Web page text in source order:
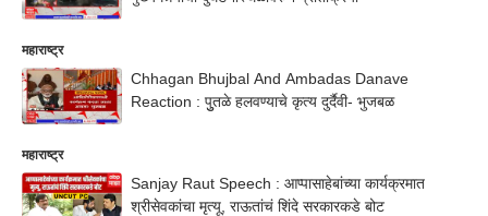
महाराष्ट्र
Chhagan Bhujbal And Ambadas Danave
Reaction : पुुतळे हलवण्याचे कृत्य दुर्दैवी- भुजबळ
महाराष्ट्र
Sanjay Raut Speech : आप्पासाहेबांच्या कार्यक्रमात
श्रीसेवकांचा मृत्यू, राऊतांचं शिंदे सरकारकडे बोट